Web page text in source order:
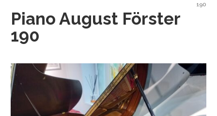
190
Piano August Förster
190